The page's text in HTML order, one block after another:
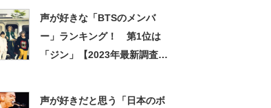
声が好きな「BTSのメンバ
ー」ランキング！ 第1位は
「ジン」【2023年最新調査結
声が好きだと思う「日本のボ